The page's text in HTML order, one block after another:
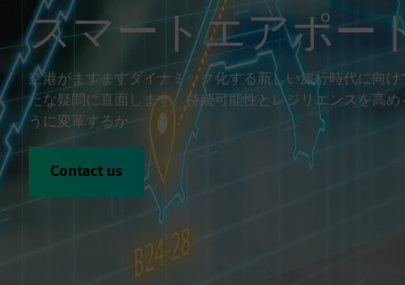
スマートエアポー
空港がますますダイナミック化する新しい旅行時代に向け
たな疑問に直面します。持続可能性とレジリエンスを高め
うに変革するか
Contact us